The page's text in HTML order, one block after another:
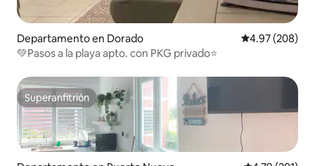
Departamento en Dorado Calificación
4.97 (208)
💚Pasos a la playa apto. con PKG privado⭐️
Superanfitrión
Superanfitrión